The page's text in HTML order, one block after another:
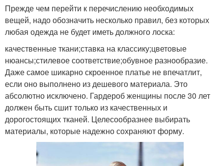
Прежде чем перейти к перечислению необходимых
вещей, надо обозначить несколько правил, без которых
любая одежда не будет иметь должного лоска:
качественные ткани;ставка на классику;цветовые
нюансы;стилевое соответствие;обувное разнообразие.
Даже самое шикарно скроенное платье не впечатлит,
если оно выполнено из дешевого материала. Это
абсолютно исключено. Гардероб женщины после 30 лет
должен быть сшит только из качественных и
дорогостоящих тканей. Целесообразнее выбирать
материалы, которые надежно сохраняют форму.